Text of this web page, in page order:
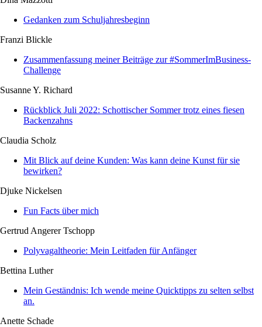
Gedanken zum Schuljahresbeginn
Franzi Blickle
Zusammenfassung meiner Beiträge zur #SommerImBusiness-
Challenge
Susanne Y. Richard
Rückblick Juli 2022: Schottischer Sommer trotz eines fiesen
Backenzahns
Claudia Scholz
Mit Blick auf deine Kunden: Was kann deine Kunst für sie
bewirken?
Djuke Nickelsen
Fun Facts über mich
Gertrud Angerer Tschopp
Polyvagaltheorie: Mein Leitfaden für Anfänger
Bettina Luther
Mein Geständnis: Ich wende meine Quicktipps zu selten selbst
an.
Anette Schade